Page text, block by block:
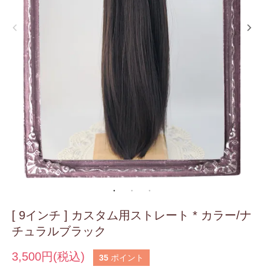
[ 9インチ ] カスタム用ストレート * カラー/ナ
チュラルブラック
3,500円(税込)
35 ポイント